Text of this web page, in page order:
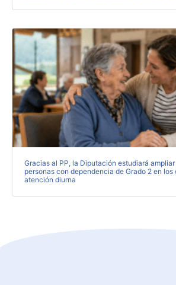
Gracias al PP, la Diputación estudiará
personas con dependencia de Grado 2 en
atención diurna